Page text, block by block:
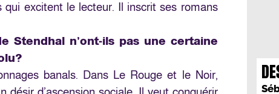
qui excitent le lecteur. Il inscrit ses romans
Stendhal n’ont-ils pas une certaine
banals. Dans Le Rouge et le Noir,